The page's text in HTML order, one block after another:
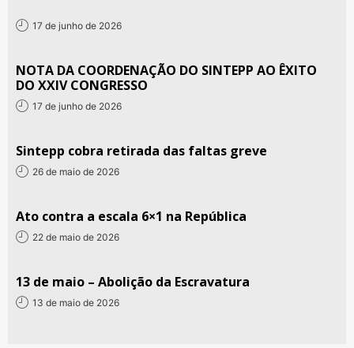
17 de junho de 2026
NOTA DA COORDENAÇÃO DO SINTEPP AO ÊXITO
DO XXIV CONGRESSO
17 de junho de 2026
Sintepp cobra retirada das faltas greve
26 de maio de 2026
Ato contra a escala 6×1 na República
22 de maio de 2026
13 de maio – Abolição da Escravatura
13 de maio de 2026